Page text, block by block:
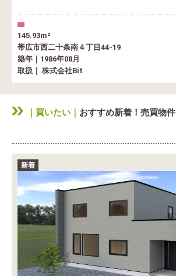
145.93m²
帯広市西二十条南４丁目44-19
築年｜1986年08月
取扱｜ 株式会社Bit
｜買いたい｜ おすすめ新着！売買物件
新着